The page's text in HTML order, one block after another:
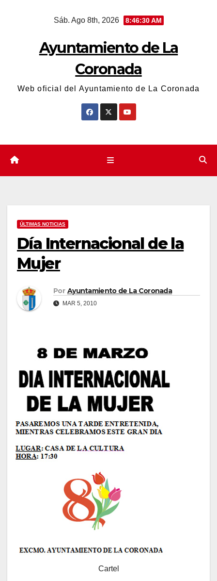
Sáb. Ago 8th, 2026 8:46:30 AM
Ayuntamiento de La
Coronada
Web oficial del Ayuntamiento de La Coronada
ÚLTIMAS NOTICIAS
Día Internacional de la
Mujer
Por Ayuntamiento de La Coronada
MAR 5, 2010
Cartel